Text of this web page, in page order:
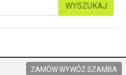
WYSZUKAJ
ZAMÓW WYWÓZ SZAMBA